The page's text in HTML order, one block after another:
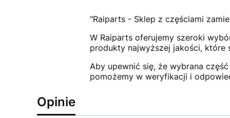
"Raiparts - Sklep z częściami
W Raiparts oferujemy szeroki
produkty najwyższej jakości, które
Aby upewnić się, że wybrana
pomożemy w weryfikacji i
Opinie